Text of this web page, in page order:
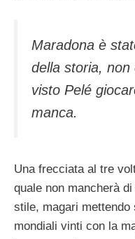
Maradona è
della storia,
visto Pelé
manca.
Una frecciata al tre
quale non mancherà
stile, magari
mondiali vinti con la